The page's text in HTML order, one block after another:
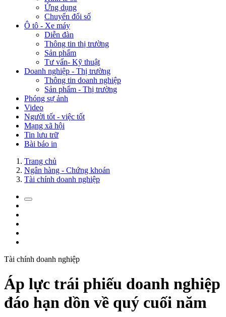
Ứng dụng
Chuyển đổi số
Ô tô - Xe máy
Diễn đàn
Thông tin thị trường
Sản phẩm
Tư vấn- Kỹ thuật
Doanh nghiệp - Thị trường
Thông tin doanh nghiệp
Sản phẩm - Thị trường
Phóng sự ảnh
Video
Người tốt - việc tốt
Mạng xã hội
Tin lưu trữ
Bài báo in
Trang chủ
Ngân hàng - Chứng khoán
Tài chính doanh nghiệp
Tài chính doanh nghiệp
Áp lực trái phiếu doanh nghiệp
đáo hạn dồn về quý cuối năm